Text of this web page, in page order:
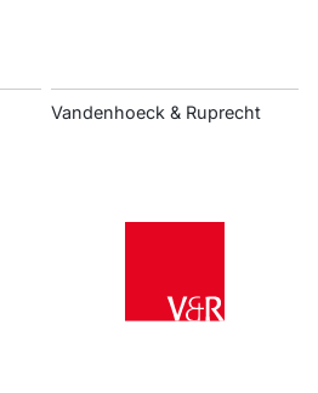
Vandenhoeck & Ruprecht